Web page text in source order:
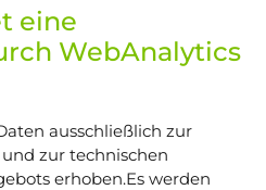
eine
WebAnalytics
ausschließlich zur
zur technischen
erhoben.Es werden